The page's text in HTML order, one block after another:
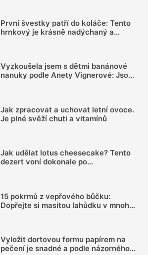
První švestky patří do koláče: Tento
hrnkový je krásně nadýchaný a
Vyzkoušela jsem s dětmi banánové
nanuky podle Anety Vignerové: Jsou
Jak zpracovat a uchovat letní ovoce.
Je plné svěží chuti a vitamínů
Jak udělat lotus cheesecake? Tento
dezert voní dokonale po
15 pokrmů z vepřového bůčku:
Dopřejte si masitou lahůdku v mnoha
Vyložit dortovou formu papírem na
pečení je snadné a podle názorného